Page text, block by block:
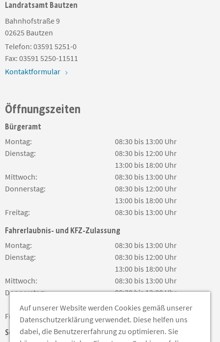
Landratsamt Bautzen
Bahnhofstraße 9
02625 Bautzen
Telefon: 03591 5251-0
Fax: 03591 5250-11511
Kontaktformular
Soziale Medien
Öffnungszeiten
Bürgeramt
Montag:
08:30 bis 13:00 Uhr
Dienstag:
08:30 bis 12:00 Uhr
13:00 bis 18:00 Uhr
Mittwoch:
08:30 bis 13:00 Uhr
Donnerstag:
08:30 bis 12:00 Uhr
13:00 bis 18:00 Uhr
Freitag:
08:30 bis 13:00 Uhr
Fahrerlaubnis- und KFZ-Zulassung
Montag:
08:30 bis 13:00 Uhr
Dienstag:
08:30 bis 12:00 Uhr
13:00 bis 18:00 Uhr
Mittwoch:
08:30 bis 13:00 Uhr
Donnerstag:
08:30 bis 12:00 Uhr
13:00 bis 18:00 Uhr
Freitag:
08:30 bis 13:00 Uhr
Auf unserer Website werden Cookies gemäß unserer
Datenschutzerklärung verwendet. Diese helfen uns
dabei, die Benutzererfahrung zu optimieren. Sie